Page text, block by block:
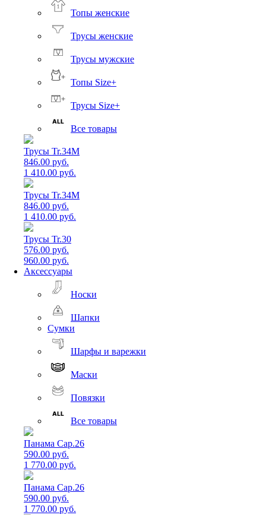
Топы женские
Трусы женские
Трусы мужские
Топы Size+
Трусы Size+
Все товары
Трусы Tr.34M
846.00 руб.
1 410.00 руб.
Трусы Tr.34M
846.00 руб.
1 410.00 руб.
Трусы Tr.30
576.00 руб.
960.00 руб.
Аксессуары
Носки
Шапки
Сумки
Шарфы и варежки
Маски
Повязки
Все товары
Панама Cap.26
590.00 руб.
1 770.00 руб.
Панама Cap.26
590.00 руб.
1 770.00 руб.